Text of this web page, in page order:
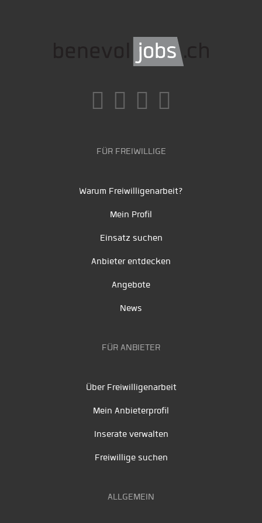
FÜR FREIWILLIGE
Warum Freiwilligenarbeit?
Mein Profil
Einsatz suchen
Anbieter entdecken
Angebote
News
FÜR ANBIETER
Über Freiwilligenarbeit
Mein Anbieterprofil
Inserate verwalten
Freiwillige suchen
ALLGEMEIN